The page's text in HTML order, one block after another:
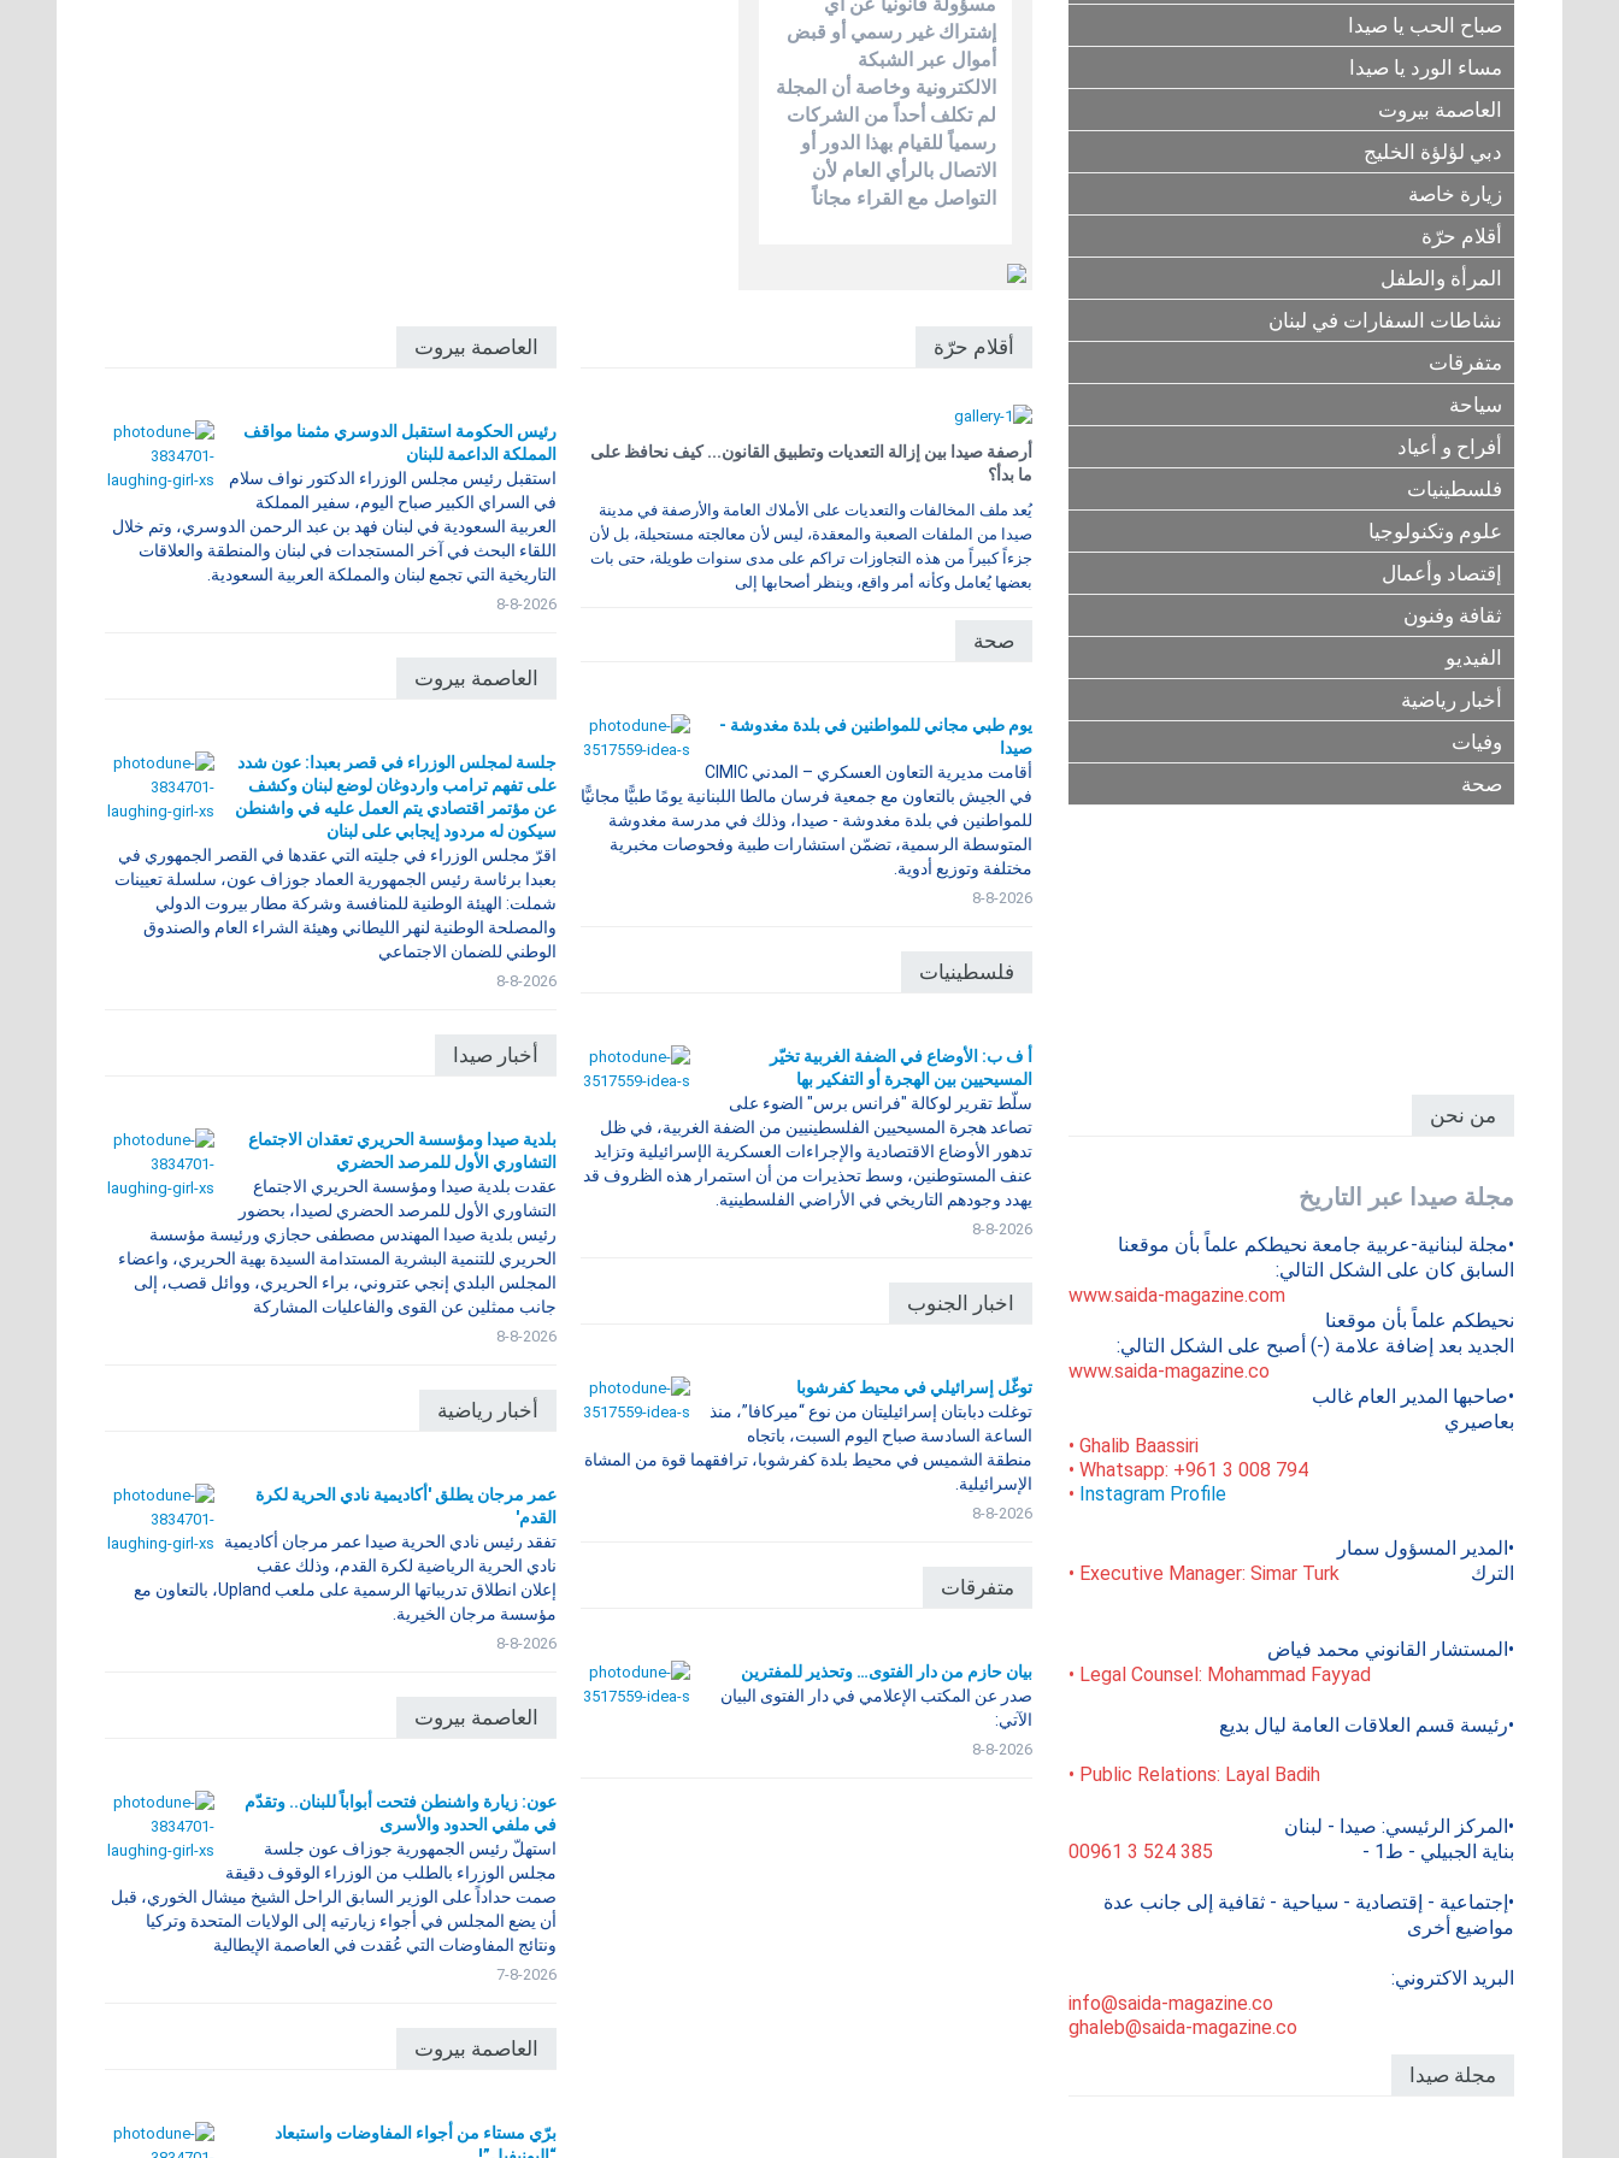
مسؤولة قانونياً عن أي
إشتراك غير رسمي أو قبض
أموال عبر الشبكة
الالكترونية وخاصة أن المجلة
لم تكلف أحداً من الشركات
رسمياً للقيام بهذا الدور أو
الاتصال بالرأي العام لأن
التواصل مع القراء مجاناً
العاصمة بيروت
رئيس الحكومة استقبل الدوسري مثمنا مواقف
المملكة الداعمة للبنان
استقبل رئيس مجلس الوزراء الدكتور نواف سلام
في السراي الكبير صباح اليوم، سفير المملكة
العربية السعودية في لبنان فهد بن عبد الرحمن الدوسري، وتم خلال
اللقاء البحث في آخر المستجدات في لبنان والمنطقة والعلاقات
التاريخية التي تجمع لبنان والمملكة العربية السعودية.
8-8-2026
العاصمة بيروت
جلسة لمجلس الوزراء في قصر بعبدا: عون شدد
على تفهم ترامب واردوغان لوضع لبنان وكشف
عن مؤتمر اقتصادي يتم العمل عليه في واشنطن
سيكون له مردود إيجابي على لبنان
اقرّ مجلس الوزراء في جليته التي عقدها في القصر الجمهوري في
بعبدا برئاسة رئيس الجمهورية العماد جوزاف عون، سلسلة تعيينات
شملت: الهيئة الوطنية للمنافسة وشركة مطار بيروت الدولي
والمصلحة الوطنية لنهر الليطاني وهيئة الشراء العام والصندوق
الوطني للضمان الاجتماعي
8-8-2026
أخبار صيدا
بلدية صيدا ومؤسسة الحريري تعقدان الاجتماع
التشاوري الأول للمرصد الحضري
عقدت بلدية صيدا ومؤسسة الحريري الاجتماع
التشاوري الأول للمرصد الحضري لصيدا، بحضور
رئيس بلدية صيدا المهندس مصطفى حجازي ورئيسة مؤسسة
الحريري للتنمية البشرية المستدامة السيدة بهية الحريري، واعضاء
المجلس البلدي إنجي عتروني، براء الحريري، ووائل قصب، إلى
جانب ممثلين عن القوى والفاعليات المشاركة
8-8-2026
أخبار رياضية
عمر مرجان يطلق 'أكاديمية نادي الحرية لكرة
القدم'
تفقد رئيس نادي الحرية صيدا عمر مرجان أكاديمية
نادي الحرية الرياضية لكرة القدم، وذلك عقب
إعلان انطلاق تدريباتها الرسمية على ملعب Upland، بالتعاون مع
مؤسسة مرجان الخيرية.
8-8-2026
العاصمة بيروت
عون: زيارة واشنطن فتحت أبواباً للبنان.. وتقدّم
في ملفي الحدود والأسرى
استهلّ رئيس الجمهورية جوزاف عون جلسة
مجلس الوزراء بالطلب من الوزراء الوقوف دقيقة
صمت حداداً على الوزير السابق الراحل الشيخ ميشال الخوري، قبل
أن يضع المجلس في أجواء زيارتيه إلى الولايات المتحدة وتركيا
ونتائج المفاوضات التي عُقدت في العاصمة الإيطالية
7-8-2026
العاصمة بيروت
برّي مستاء من أجواء المفاوضات واستبعاد
أقلام حرّة
أرصفة صيدا بين إزالة التعديات وتطبيق القانون... كيف نحافظ على
ما بدأ؟
يُعد ملف المخالفات والتعديات على الأملاك العامة والأرصفة في مدينة
صيدا من الملفات الصعبة والمعقدة، ليس لأن معالجته مستحيلة، بل لأن
جزءاً كبيراً من هذه التجاوزات تراكم على مدى سنوات طويلة، حتى بات
بعضها يُعامل وكأنه أمر واقع، وينظر أصحابها إلى
صحة
يوم طبي مجاني للمواطنين في بلدة مغدوشة -
صيدا
أقامت مديرية التعاون العسكري – المدني CIMIC
في الجيش بالتعاون مع جمعية فرسان مالطا اللبنانية يومًا طبيًّا مجانيًّا
للمواطنين في بلدة مغدوشة - صيدا، وذلك في مدرسة مغدوشة
المتوسطة الرسمية، تضمّن استشارات طبية وفحوصات مخبرية
مختلفة وتوزيع أدوية.
8-8-2026
فلسطينيات
أ ف ب: الأوضاع في الضفة الغربية تخيّر
المسيحيين بين الهجرة أو التفكير بها
سلّط تقرير لوكالة "​فرانس برس​" الضوء على
تصاعد هجرة ​المسيحيين الفلسطينيين​ من ​الضفة الغربية​، في ظل
تدهور الأوضاع الاقتصادية والإجراءات العسكرية ال​إسرائيل​ية وتزايد
عنف المستوطنين، وسط تحذيرات من أن استمرار هذه الظروف قد
يهدد وجودهم التاريخي في الأراضي الفلسطينية.
8-8-2026
اخبار الجنوب
توغّل إسرائيلي في محيط كفرشوبا
توغلت دبابتان إسرائيليتان من نوع “ميركافا”، منذ
الساعة السادسة صباح اليوم السبت، باتجاه
منطقة الشميس في محيط بلدة كفرشوبا، ترافقهما قوة من المشاة
الإسرائيلية.
8-8-2026
متفرقات
بيان حازم من دار الفتوى… وتحذير للمفترين
صدر عن المكتب الإعلامي في دار الفتوى البيان
الآتي:
8-8-2026
صباح الحب يا صيدا
مساء الورد يا صيدا
العاصمة بيروت
دبي لؤلؤة الخليج
زيارة خاصة
أقلام حرّة
المرأة والطفل
نشاطات السفارات في لبنان
متفرقات
سياحة
أفراح و أعياد
فلسطينيات
علوم وتكنولوجيا
إقتصاد وأعمال
ثقافة وفنون
الفيديو
أخبار رياضية
وفيات
صحة
من نحن
مجلة صيدا عبر التاريخ
•مجلة لبنانية-عربية جامعة نحيطكم علماً بأن موقعنا
السابق كان على الشكل التالي:
www.saida-magazine.com
نحيطكم علماً بأن موقعنا
الجديد بعد إضافة علامة (-) أصبح على الشكل التالي:
www.saida-magazine.co
•صاحبها المدير العام غالب
بعاصيري
• Ghalib Baassiri
• Whatsapp: +961 3 008 794
• Instagram Profile
•المدير المسؤول سمار
الترك
• Executive Manager: Simar Turk
•المستشار القانوني محمد فياض
• Legal Counsel: Mohammad Fayyad
•رئيسة قسم العلاقات العامة ليال بديع
• Public Relations: Layal Badih
•المركز الرئيسي: صيدا - لبنان
بناية الجبيلي - ط1 -
00961 3 524 385
•إجتماعية - إقتصادية - سياحية - ثقافية إلى جانب عدة
مواضيع أخرى
البريد الاكتروني:
info@saida-magazine.co
ghaleb@saida-magazine.co
مجلة صيدا